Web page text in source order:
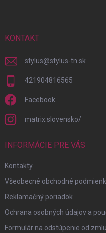
KONTAKT
stylus@stylus-tn.sk
421904816565
Facebook
matrix.slovensko/
INFORMÁCIE PRE VÁS
Kontakty
Všeobecné obchodné
Reklamačný poriadok
Ochrana osobných údajov a
Formulár na odstúpenie od